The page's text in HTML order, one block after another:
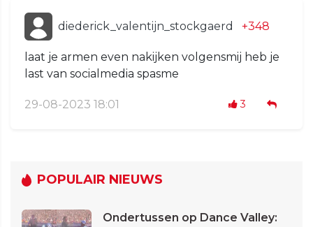
diederick_valentijn_stockgaerd +348
laat je armen even nakijken volgensmij heb je
last van socialmedia spasme
29-08-2023 18:01 3
POPULAIR NIEUWS
Ondertussen op Dance Valley: